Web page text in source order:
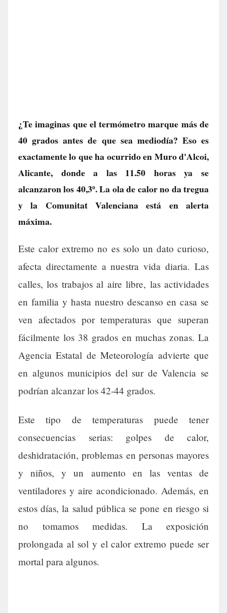
¿Te imaginas que el termómetro marque más de
40 grados antes de que sea mediodía? Eso es
exactamente lo que ha ocurrido en Muro d'Alcoi,
Alicante, donde a las 11.50 horas ya se
alcanzaron los 40,3º. La ola de calor no da tregua
y la Comunitat Valenciana está en alerta
máxima.
Este calor extremo no es solo un dato curioso,
afecta directamente a nuestra vida diaria. Las
calles, los trabajos al aire libre, las actividades
en familia y hasta nuestro descanso en casa se
ven afectados por temperaturas que superan
fácilmente los 38 grados en muchas zonas. La
Agencia Estatal de Meteorología advierte que
en algunos municipios del sur de Valencia se
podrían alcanzar los 42-44 grados.
Este tipo de temperaturas puede tener
consecuencias serias: golpes de calor,
deshidratación, problemas en personas mayores
y niños, y un aumento en las ventas de
ventiladores y aire acondicionado. Además, en
estos días, la salud pública se pone en riesgo si
no tomamos medidas. La exposición
prolongada al sol y el calor extremo puede ser
mortal para algunos.